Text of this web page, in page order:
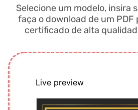
Selecione um modelo, insira
faça o download de um
certificado de alta